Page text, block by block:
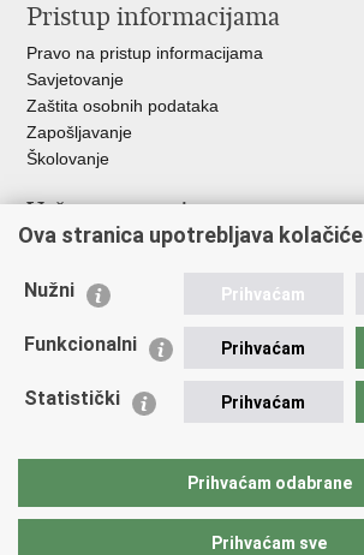
Pristup informacijama
Pravo na pristup informacijama
Savjetovanje
Zaštita osobnih podataka
Zapošljavanje
Školovanje
Važne poveznice
Ministarstvo unutarnjih poslova
Udruge
Policijska akademija
Zaklada policijske solidarnosti
Vučetić"
Ova stranica upotrebljava kolačiće
Nužni Prihvaćam
Funkcionalni Prihvaćam
Statistički Prihvaćam
Prihvaćam odabrane
Prihvaćam sve